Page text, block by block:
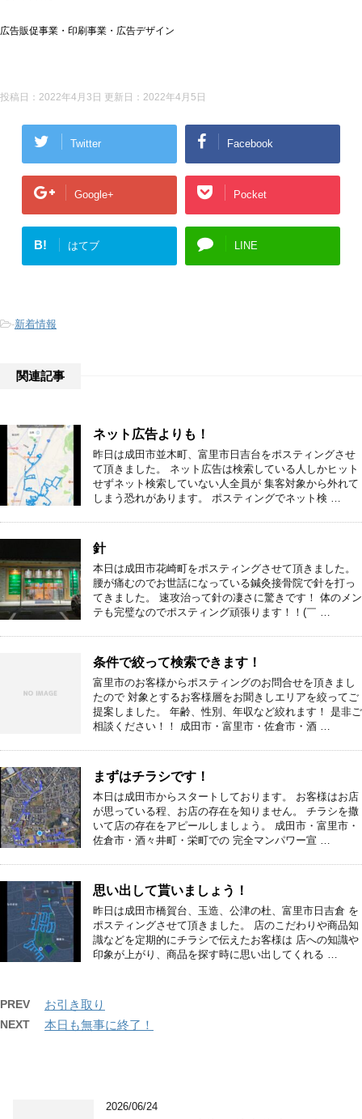
広告販促事業・印刷事業・広告デザイン
投稿日：2022年4月3日 更新日： 2022年4月5日
Twitter Facebook
Google+ Pocket
B! はてブ LINE
-新着情報
関連記事
ネット広告よりも！
昨日は成田市並木町、富里市日吉台をポスティングさせ
て頂きました。 ネット広告は検索している人しかヒット
せずネット検索していない人全員が 集客対象から外れて
しまう恐れがあります。 ポスティングでネット検 …
針
本日は成田市花崎町をポスティングさせて頂きました。
腰が痛むのでお世話になっている鍼灸接骨院で針を打っ
てきました。 速攻治って針の凄さに驚きです！ 体のメン
テも完璧なのでポスティング頑張ります！！(￣ …
条件で絞って検索できます！
富里市のお客様からポスティングのお問合せを頂きまし
たので 対象とするお客様層をお聞きしエリアを絞ってご
提案しました。 年齢、性別、年収など絞れます！ 是非ご
相談ください！！ 成田市・富里市・佐倉市・酒 …
まずはチラシです！
本日は成田市からスタートしております。 お客様はお店
が思っている程、お店の存在を知りません。 チラシを撒
いて店の存在をアピールしましょう。 成田市・富里市・
佐倉市・酒々井町・栄町での 完全マンパワー宣 …
思い出して貰いましょう！
昨日は成田市橋賀台、玉造、公津の杜、富里市日吉倉 を
ポスティングさせて頂きました。 店のこだわりや商品知
識などを定期的にチラシで伝えたお客様は 店への知識や
印象が上がり、商品を探す時に思い出してくれる …
PREV お引き取り
NEXT 本日も無事に終了！
2026/06/24